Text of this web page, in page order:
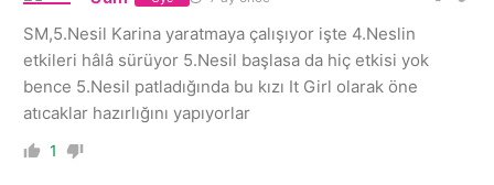
SM,5.Nesil Karina yaratmaya çalışıyor işte 4.Neslin
etkileri hâlâ sürüyor 5.Nesil başlasa da hiç etkisi yok
bence 5.Nesil patladığında bu kızı It Girl olarak öne
atıcaklar hazırlığını yapıyorlar
1